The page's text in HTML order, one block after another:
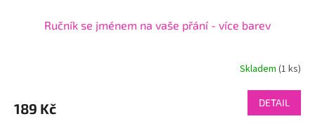
Ručník se jménem na vaše přání - více barev
Skladem (1 ks)
189 Kč DETAIL